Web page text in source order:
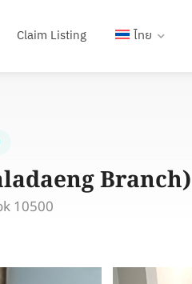
Claim Listing ไทย
Branch)
10500